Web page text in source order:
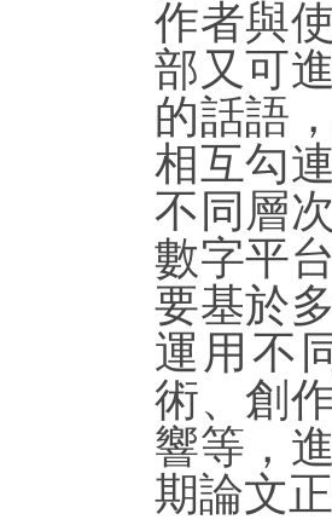
作者與
部又可
的話語
相互勾
不同層
數字平
要基於
運用不
術、創
響等，
期論文